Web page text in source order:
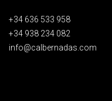
+34 636 533 958
+34 938 234 082
info@calbernadas.com